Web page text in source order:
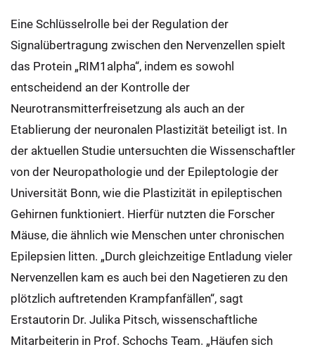
Eine Schlüsselrolle bei der Regulation der
Signalübertragung zwischen den Nervenzellen spielt
das Protein „RIM1alpha“, indem es sowohl
entscheidend an der Kontrolle der
Neurotransmitterfreisetzung als auch an der
Etablierung der neuronalen Plastizität beteiligt ist. In
der aktuellen Studie untersuchten die Wissenschaftler
von der Neuropathologie und der Epileptologie der
Universität Bonn, wie die Plastizität in epileptischen
Gehirnen funktioniert. Hierfür nutzten die Forscher
Mäuse, die ähnlich wie Menschen unter chronischen
Epilepsien litten. „Durch gleichzeitige Entladung vieler
Nervenzellen kam es auch bei den Nagetieren zu den
plötzlich auftretenden Krampfanfällen“, sagt
Erstautorin Dr. Julika Pitsch, wissenschaftliche
Mitarbeiterin in Prof. Schochs Team. „Häufen sich